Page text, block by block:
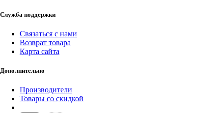
Служба поддержки
Связаться с нами
Возврат товара
Карта сайта
Дополнительно
Производители
Товары со скидкой